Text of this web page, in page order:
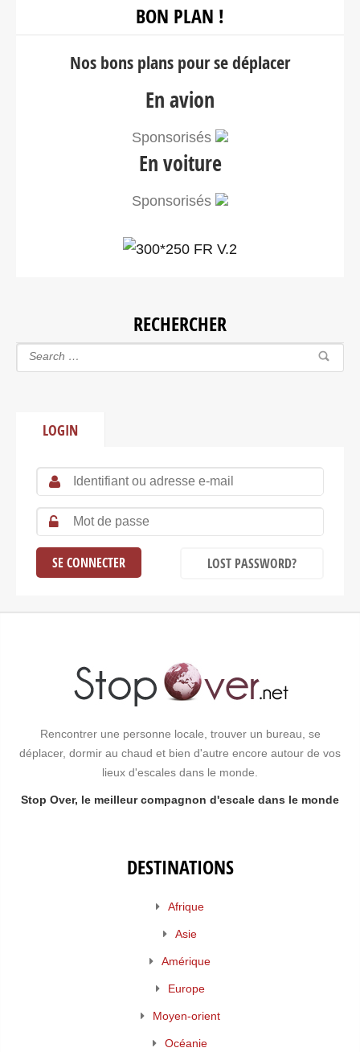
BON PLAN !
Nos bons plans pour se déplacer
En avion
Sponsorisés
En voiture
Sponsorisés
RECHERCHER
LOGIN
LOST PASSWORD?
Rencontrer une personne locale, trouver un bureau, se
déplacer, dormir au chaud et bien d'autre encore autour de vos
lieux d'escales dans le monde.
Stop Over, le meilleur compagnon d'escale dans le monde
DESTINATIONS
Afrique
Asie
Amérique
Europe
Moyen-orient
Océanie